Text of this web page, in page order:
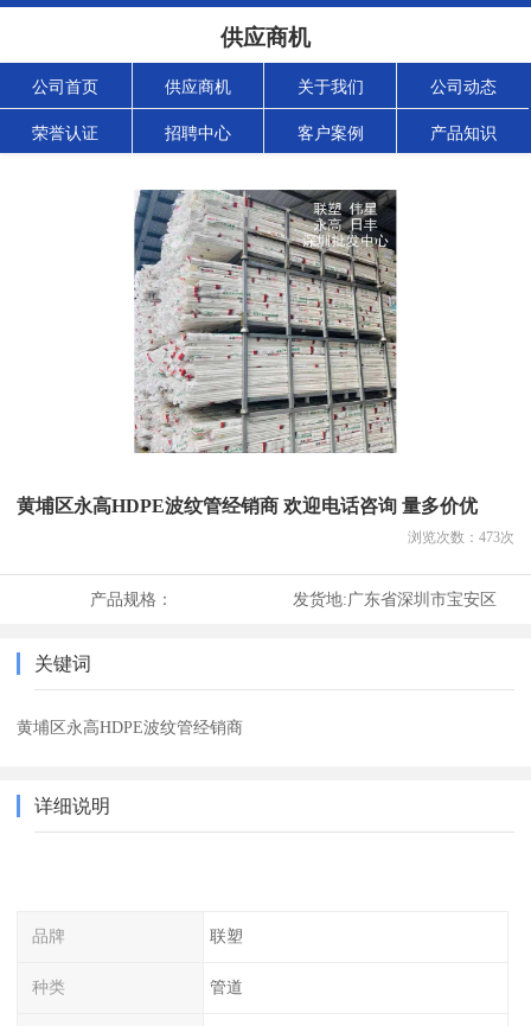
供应商机
公司首页 供应商机 关于我们 公司动态
荣誉认证 招聘中心 客户案例 产品知识
黄埔区永高HDPE波纹管经销商 欢迎电话咨询 量多价优
浏览次数： 473次
产品规格： 发货地:广东省深圳市宝安区
关键词
黄埔区永高HDPE波纹管经销商
详细说明
品牌 联塑
种类 管道